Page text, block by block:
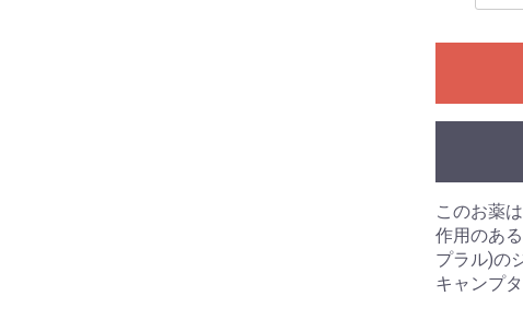
このお薬
作用のあ
プラル)の
キャンプ